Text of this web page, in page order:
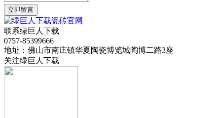
立即留言
联系绿巨人下载
0757-85399666
地址：佛山市南庄镇华夏陶瓷博览城陶博二路3座
关注绿巨人下载